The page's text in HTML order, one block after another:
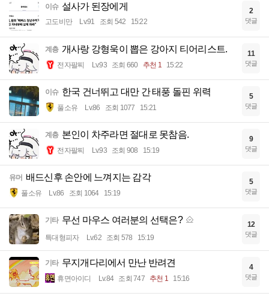
이슈 설사가 된장에게
고도비만 Lv.91 조회 542 15:22
2
댓글
계층 개사랑 강형욱이 뽑은 강아지 티어리스트.
전자팔찌 Lv.93 조회 660 추천 1 15:22
11
댓글
이슈 한국 건너뛰고 대만 간 태풍 돌핀 위력
풀소유 Lv.86 조회 1077 15:21
5
댓글
계층 본인이 차주라면 절대로 못참음.
전자팔찌 Lv.93 조회 908 15:19
9
댓글
유머 배드신후 손안에 느껴지는 감각
풀소유 Lv.86 조회 1064 15:19
5
댓글
기타 무선 마우스 여러분의 선택은?
특대형피자 Lv.62 조회 578 15:19
12
댓글
기타 무지개다리에서 만난 반려견
휴면아이디 Lv.84 조회 747 추천 1 15:16
4
댓글